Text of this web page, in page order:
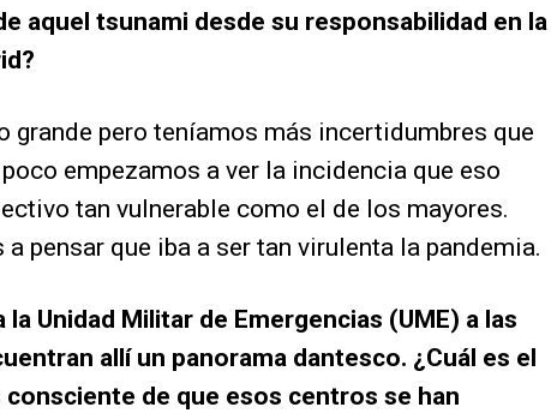
aquel tsunami desde su responsabilidad en la
grande pero teníamos más incertidumbres que
empezamos a ver la incidencia que eso
tan vulnerable como el de los mayores.
pensar que iba a ser tan virulenta la pandemia.
la Unidad Militar de Emergencias (UME) a las
allí un panorama dantesco. ¿Cuál es el
de que esos centros se han